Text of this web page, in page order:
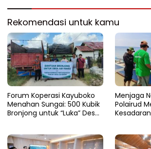
Kuliner Parigi
Rekomendasi untuk kamu
Forum Koperasi Kayuboko
Menahan Sungai: 500 Kubik
Bronjong untuk “Luka” Desa
​Menjaga
Polairud